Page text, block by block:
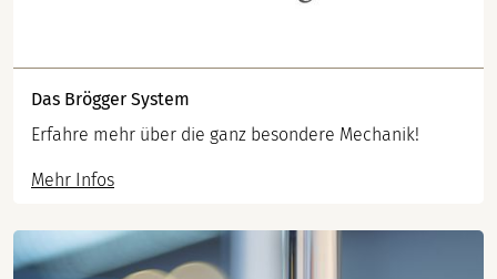
Das Brögger System
Erfahre mehr über die ganz besondere Mechanik!
Mehr Infos